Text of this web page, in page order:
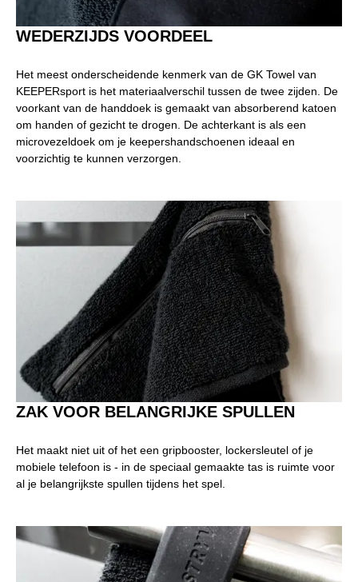
WEDERZIJDS VOORDEEL
Het meest onderscheidende kenmerk van de GK Towel van
KEEPERsport is het materiaalverschil tussen de twee zijden. De
voorkant van de handdoek is gemaakt van absorberend katoen
om handen of gezicht te drogen. De achterkant is als een
microvezeldoek om je keepershandschoenen ideaal en
voorzichtig te kunnen verzorgen.
ZAK VOOR BELANGRIJKE SPULLEN
Het maakt niet uit of het een gripbooster, lockersleutel of je
mobiele telefoon is - in de speciaal gemaakte tas is ruimte voor
al je belangrijkste spullen tijdens het spel.